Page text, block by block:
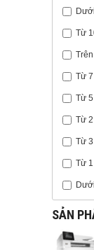
Từ
Từ
Từ
Từ
Từ
Từ
SẢN